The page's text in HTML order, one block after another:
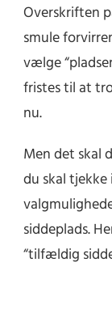
Overskriften
smule
vælge
fristes til at
nu.
Men det skal
du skal
siddeplads.
“tilfældig